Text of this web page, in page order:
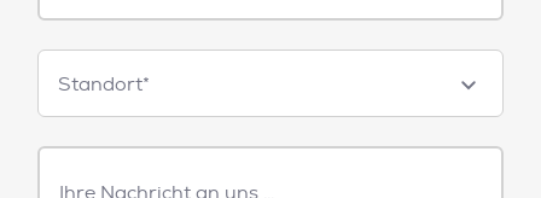
Standorte
Standort*
Freitext
Nachricht